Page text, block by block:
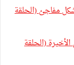
مفاجئ (الحلقة
(الحلقة